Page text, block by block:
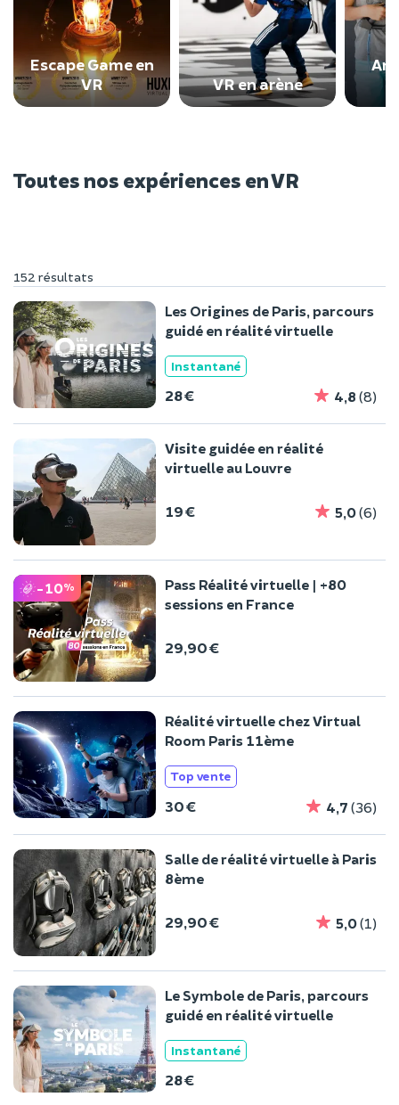
Escape Game en
VR
VR en arène
Toutes nos expériences en VR
152 résultats
Les Origines de Paris, parcours
guidé en réalité virtuelle
Instantané
28 € 4,8 (8)
Visite guidée en réalité
virtuelle au Louvre
19 € 5,0(6)
-10%
Pass Réalité virtuelle | +80
sessions en France
29,90 €
Réalité virtuelle chez Virtual
Room Paris 11ème
Top vente
30 € 4,7 (36)
Salle de réalité virtuelle à Paris
8ème
29,90 € 5,0(1)
Le Symbole de Paris, parcours
guidé en réalité virtuelle
Instantané
28 €